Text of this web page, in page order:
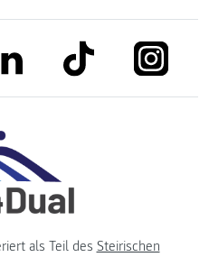
link to linkedinlink to tiktok link to
als Teil des Steirischen